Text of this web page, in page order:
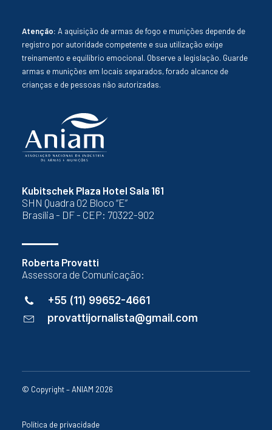
Kubitschek Plaza Hotel Sala 161
SHN Quadra 02 Bloco “E”
Brasília - DF - CEP: 70322-902
Roberta Provatti
Assessora de Comunicação:
+55 (11) 99652-4661
provattijornalista@gmail.com
Atenção: A aquisição de armas de fogo e munições depende de
registro por autoridade competente e sua utilização exige
treinamento e equilíbrio emocional. Observe a legislação. Guarde
armas e munições em locais separados, forado alcance de
crianças e de pessoas não autorizadas.
© Copyright – ANIAM 2026
Política de privacidade